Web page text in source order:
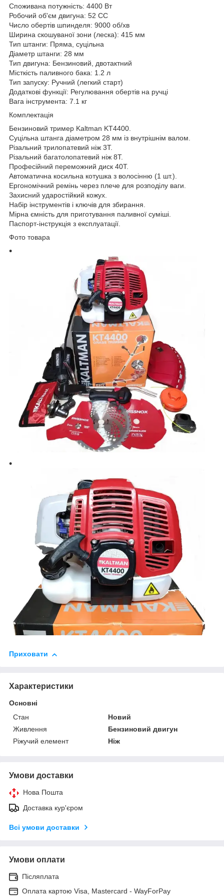
Споживана потужність: 4400 Вт
Робочий об'єм двигуна: 52 СС
Число обертів шпинделя: 9000 об/хв
Ширина скошуваної зони (леска): 415 мм
Тип штанги: Пряма, суцільна
Діаметр штанги: 28 мм
Тип двигуна: Бензиновий, двотактний
Місткість паливного бака: 1.2 л
Тип запуску: Ручний (легкий старт)
Додаткові функції: Регулювання обертів на ручці
Вага інструмента: 7.1 кг
Комплектація
Бензиновий тример Kaltman KT4400.
Суцільна штанга діаметром 28 мм із внутрішнім валом.
Різальний трилопатевий ніж 3T.
Різальний багатолопатевий ніж 8T.
Професійний переможний диск 40T.
Автоматична косильна котушка з волосінню (1 шт.).
Ергономічний ремінь через плече для розподілу ваги.
Захисний ударостійкий кожух.
Набір інструментів і ключів для збирання.
Мірна ємність для приготування паливної суміші.
Паспорт-інструкція з експлуатації.
Фото товара
Приховати
Характеристики
Основні
Стан
Новий
Живлення
Бензиновий двигун
Ріжучий елемент
Ніж
Умови доставки
Нова Пошта
Доставка кур'єром
Всі умови доставки
Умови оплати
Післяплата
Оплата картою Visa, Mastercard - WayForPay